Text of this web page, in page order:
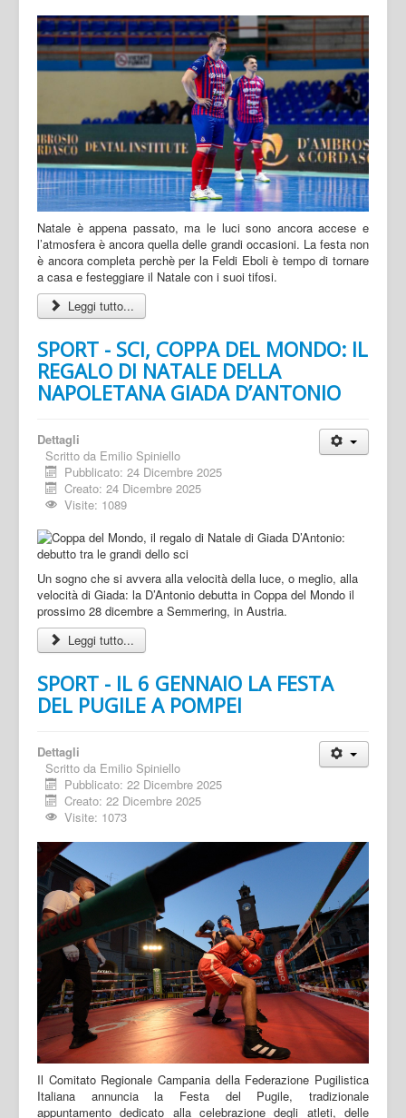
Natale è appena passato, ma le luci sono ancora accese e
l’atmosfera è ancora quella delle grandi occasioni. La festa non
è ancora completa perchè per la Feldi Eboli è tempo di tornare
a casa e festeggiare il Natale con i suoi tifosi.
Leggi tutto...
SPORT - SCI, COPPA DEL MONDO: IL
REGALO DI NATALE DELLA
NAPOLETANA GIADA D’ANTONIO
Dettagli
Scritto da Emilio Spiniello
Pubblicato: 24 Dicembre 2025
Creato: 24 Dicembre 2025
Visite: 1089
Un sogno che si avvera alla velocità della luce, o meglio, alla
velocità di Giada: la D’Antonio debutta in Coppa del Mondo il
prossimo 28 dicembre a Semmering, in Austria.
Leggi tutto...
SPORT - IL 6 GENNAIO LA FESTA
DEL PUGILE A POMPEI
Dettagli
Scritto da Emilio Spiniello
Pubblicato: 22 Dicembre 2025
Creato: 22 Dicembre 2025
Visite: 1073
Il Comitato Regionale Campania della Federazione Pugilistica
Italiana annuncia la Festa del Pugile, tradizionale
appuntamento dedicato alla celebrazione degli atleti, delle